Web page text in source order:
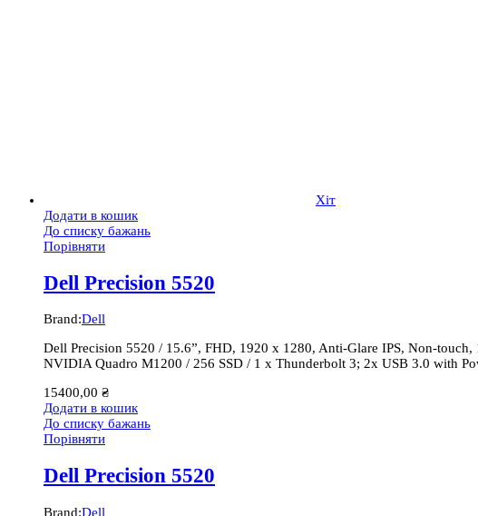
Хіт
Додати в кошик
До списку бажань
Порівняти
Dell Precision 5520
Brand:Dell
Dell Precision 5520 / 15.6”, FHD, 1920 x 1280, Anti-Glare IPS, Non-
NVIDIA Quadro M1200 / 256 SSD / 1 x Thunderbolt 3; 2x USB 3.0 with
15400,00 ₴
Додати в кошик
До списку бажань
Порівняти
Dell Precision 5520
Brand:Dell